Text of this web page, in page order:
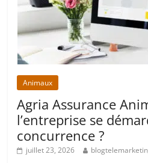
Animaux
Agria Assurance
l’entreprise se
concurrence ?
juillet 23, 2026